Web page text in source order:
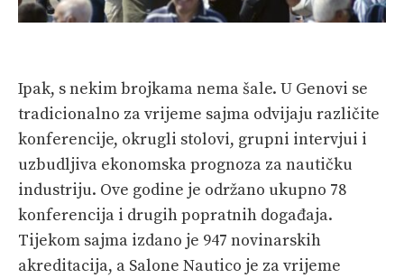
Ipak, s nekim brojkama nema šale. U Genovi se
tradicionalno za vrijeme sajma odvijaju različite
konferencije, okrugli stolovi, grupni intervjui i
uzbudljiva ekonomska prognoza za nautičku
industriju. Ove godine je održano ukupno 78
konferencija i drugih popratnih događaja.
Tijekom sajma izdano je 947 novinarskih
akreditacija, a Salone Nautico je za vrijeme